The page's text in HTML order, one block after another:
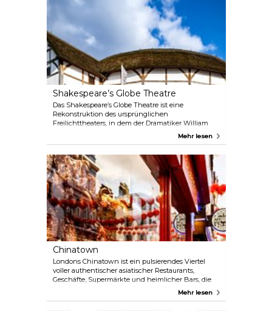
Gepäckwagen, der in der Backsteinmauer
verschwindet, und besorgen Sie sich ein paar
zauberhafte Erinnerungsstücke aus dem Potter-
Souvenirladen.
Shakespeare’s Globe Theatre
Das Shakespeare’s Globe Theatre ist eine
Rekonstruktion des ursprünglichen
Freilichttheaters, in dem der Dramatiker William
Shakespeare viele seiner berühmten Stücke wie
der Themse, nur wenige hundert Meter von seinem
ursprünglichen Standort entfernt, führt das Globe
klassische und moderne Interpretationen von
Shakespeares Werken sowie brandneue Stücke auf.
Es gibt auch eine Ausstellung mit Audioguides in
Englisch, Französisch, Deutsch, Spanisch,
Italienisch und Japanisch sowie fachkundige
Führungen.
Mehr lesen
Chinatown
Londons Chinatown ist ein pulsierendes Viertel
voller authentischer asiatischer Restaurants,
Geschäfte, Supermärkte und heimlicher Bars, die
mit roten Laternen und roten Bögen geschmückt
sind. Probieren Sie authentische Buns im BaoziInn
Mehr lesen